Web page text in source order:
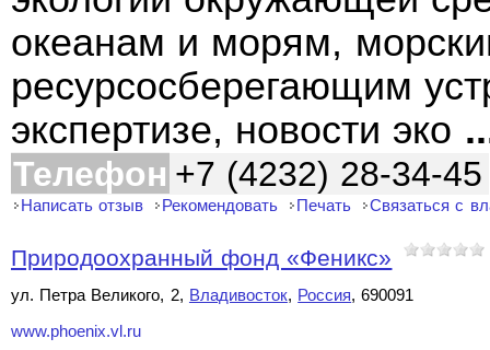
океанам и морям,
ресурсосберегающим
экспертизе, новости эко
Телефон +7 (4232) 28-34-45
Написать отзыв Рекомендовать Печать Связаться с
Природоохранный фонд «Феникс»
ул. Петра Великого, 2, Владивосток, Россия, 690091
www.phoenix.vl.ru